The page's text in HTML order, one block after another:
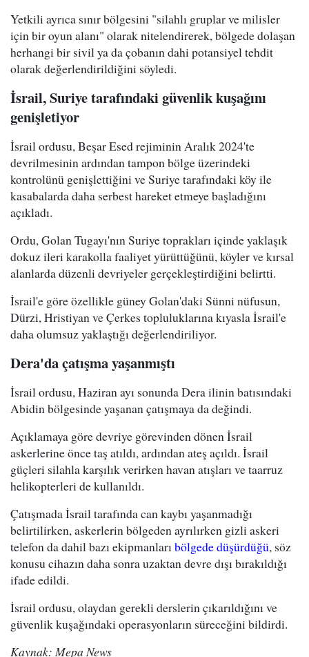
Yetkili ayrıca sınır bölgesini "silahlı gruplar ve milisler
için bir oyun alanı" olarak nitelendirerek, bölgede dolaşan
herhangi bir sivil ya da çobanın dahi potansiyel tehdit
olarak değerlendirildiğini söyledi.
İsrail, Suriye tarafındaki güvenlik kuşağını
genişletiyor
İsrail ordusu, Beşar Esed rejiminin Aralık 2024'te
devrilmesinin ardından tampon bölge üzerindeki
kontrolünü genişlettiğini ve Suriye tarafındaki köy ile
kasabalarda daha serbest hareket etmeye başladığını
açıkladı.
Ordu, Golan Tugayı'nın Suriye toprakları içinde yaklaşık
dokuz ileri karakolla faaliyet yürüttüğünü, köyler ve kırsal
alanlarda düzenli devriyeler gerçekleştirdiğini belirtti.
İsrail'e göre özellikle güney Golan'daki Sünni nüfusun,
Dürzi, Hristiyan ve Çerkes topluluklarına kıyasla İsrail'e
daha olumsuz yaklaştığı değerlendiriliyor.
Dera'da çatışma yaşanmıştı
İsrail ordusu, Haziran ayı sonunda Dera ilinin batısındaki
Abidin bölgesinde yaşanan çatışmaya da değindi.
Açıklamaya göre devriye görevinden dönen İsrail
askerlerine önce taş atıldı, ardından ateş açıldı. İsrail
güçleri silahla karşılık verirken havan atışları ve taarruz
helikopterleri de kullanıldı.
Çatışmada İsrail tarafında can kaybı yaşanmadığı
belirtilirken, askerlerin bölgeden ayrılırken gizli askeri
telefon da dahil bazı ekipmanları bölgede düşürdüğü, söz
konusu cihazın daha sonra uzaktan devre dışı bırakıldığı
ifade edildi.
İsrail ordusu, olaydan gerekli derslerin çıkarıldığını ve
güvenlik kuşağındaki operasyonların süreceğini bildirdi.
Kaynak: Mepa News